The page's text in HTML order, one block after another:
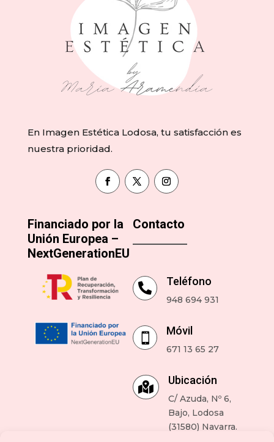
En Imagen Estética Lodosa, tu satisfacción es
nuestra prioridad.
Financiado por la
Unión Europea –
NextGenerationEU
Contacto

Teléfono
948 694 931

Móvil
671 13 65 27

Ubicación
C/ Azuda, Nº 6,
Bajo, Lodosa
(31580) Navarra.